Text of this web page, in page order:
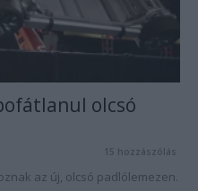
olcsó
15 hozzászólás
az új, olcsó padlólemezen.